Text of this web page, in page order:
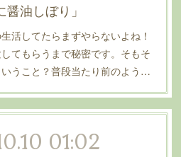
醤油しぼり」
活してたらまずやらないよね！
てもらうまで秘密です。そもそ
うこと？普段当たり前のよう…
01:02